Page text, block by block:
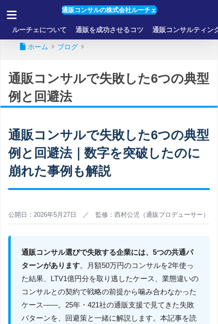
通販コンサルの株式会社ルーチェ
ルーチェについて 通販を成功させるコツ 通販コンサルティン
ホーム ブログ
通販コンサルで失敗した6つの典型
例と回避法
通販コンサルで失敗した6つの典型
例と回避法｜数字を突破したのに
崩れた事例も解説
公開日：2026年5月27日 ／ 監修：西村公児（通販プロデューサー）
通販コンサル選びで失敗する企業には、5つの共通パ
ターンがあります。月額50万円のコンサルを2年使っ
た結果、LTV1億円分を取り逃したケース、業態違いの
コンサルとの契約で戦略の前提から噛み合わなかった
ケース――。25年・421社の通販支援で見てきた失敗
パターンを、回避策と一緒に解説します。本記事を読